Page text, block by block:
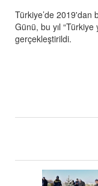
Türkiye’de 2019'dan
Günü, bu yıl “Türkiye
gerçekleştirildi.